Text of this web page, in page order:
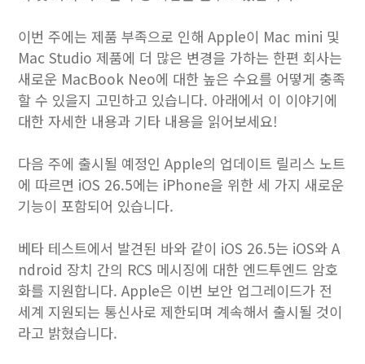
이번 주에는 제품 부족으로 인해 Apple이 Mac mini 및
Mac Studio 제품에 더 많은 변경을 가하는 한편 회사는
새로운 MacBook Neo에 대한 높은 수요를 어떻게 충족
할 수 있을지 고민하고 있습니다. 아래에서 이 이야기에
대한 자세한 내용과 기타 내용을 읽어보세요!
다음 주에 출시될 예정인 Apple의 업데이트 릴리스 노트
에 따르면 iOS 26.5에는 iPhone을 위한 세 가지 새로운
기능이 포함되어 있습니다.
베타 테스트에서 발견된 바와 같이 iOS 26.5는 iOS와 A
ndroid 장치 간의 RCS 메시징에 대한 엔드투엔드 암호
화를 지원합니다. Apple은 이번 보안 업그레이드가 전
세계 지원되는 통신사로 제한되며 계속해서 출시될 것이
라고 밝혔습니다.